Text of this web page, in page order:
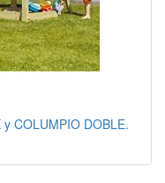
COLUMPIO DOBLE.